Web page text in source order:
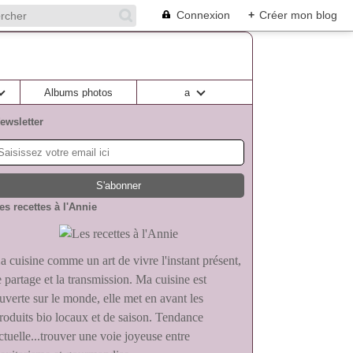
Connexion + Créer mon blog
Albums photos a
recettes à l'Annie
cuisine comme un art de vivre l'instant présent,
partage et la transmission. Ma cuisine est
sur le monde, elle met en avant les
bio locaux et de saison. Tendance
une voie joyeuse entre